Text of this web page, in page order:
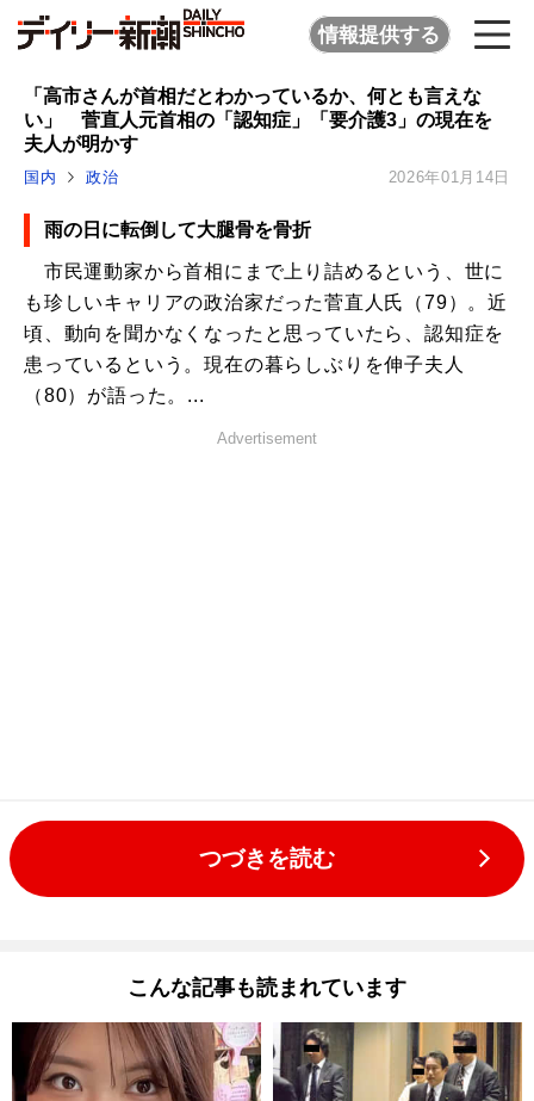
情報提供する
「高市さんが首相だとわかっているか、何とも言えな
い」 菅直人元首相の「認知症」「要介護3」の現在を
夫人が明かす
国内 政治 2026年01月14日
雨の日に転倒して大腿骨を骨折
市民運動家から首相にまで上り詰めるという、世に
も珍しいキャリアの政治家だった菅直人氏（79）。近
頃、動向を聞かなくなったと思っていたら、認知症を
患っているという。現在の暮らしぶりを伸子夫人
（80）が語った。...
Advertisement
つづきを読む
こんな記事も読まれています